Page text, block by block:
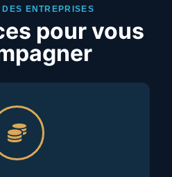
ENTREPRISES
pour vous